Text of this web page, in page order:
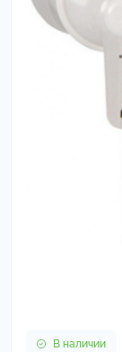
В наличии